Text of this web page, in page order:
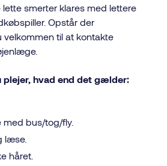
smerter klares med lettere
Opstår der
velkommen til at kontakte
plejer, hvad end det gælder:
med bus/tog/fly.
læse.
håret.